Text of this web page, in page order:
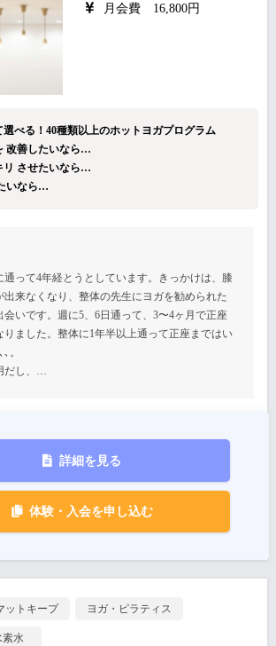
月会費 16,800円
選べる！40種類以上のホットヨガプログラム
改善したいなら…
リ させたいなら…
いなら…
通って4年経とうとしています。きっかけは、膝
出来なくなり、整体の先生にヨガを勧められた
会いです。週に5、6日通って、3〜4ヶ月で正座
りました。整体に1年半以上通って正座まではい
。
だし、…
詳細を見る
体験・入会を申し込む
ットキープ ヨガ・ピラティス
素水